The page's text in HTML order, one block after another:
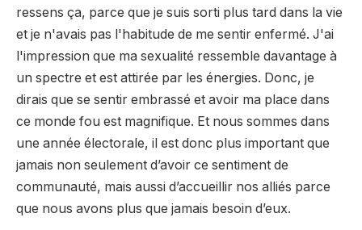
ressens ça, parce que je suis sorti plus tard dans la vie
et je n'avais pas l'habitude de me sentir enfermé. J'ai
l'impression que ma sexualité ressemble davantage à
un spectre et est attirée par les énergies. Donc, je
dirais que se sentir embrassé et avoir ma place dans
ce monde fou est magnifique. Et nous sommes dans
une année électorale, il est donc plus important que
jamais non seulement d’avoir ce sentiment de
communauté, mais aussi d’accueillir nos alliés parce
que nous avons plus que jamais besoin d’eux.